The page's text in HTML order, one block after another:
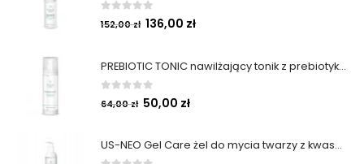
out of 5
152,00zł 136,00 zł
PREBIOTIC TONIC nawilżający tonik z prebiotykami 200 ml
out of 5
64,00zł 50,00 zł
US-NEO Gel Care żel do mycia twarzy z kwasem usninowym 200 ml.